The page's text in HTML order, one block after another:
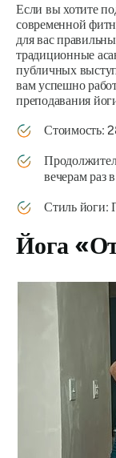
Если вы хотите
современной
для вас
традиционные
публичных
вам успешно
преподавания
Стоимость:
вечерам раз
Стиль йоги:
Йога